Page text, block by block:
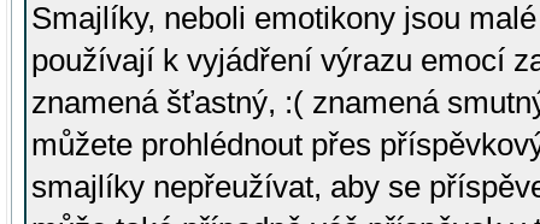
Smajlíky, neboli emotikony jsou
používají k vyjádření výrazu emocí
znamená šťastný, :( znamená
můžete prohlédnout přes
smajlíky nepřeužívat, aby se